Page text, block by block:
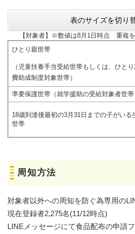
表のサイズを切り
【対象者】※数値は8月1日時点 重複
ひとり親世帯
（児童扶養手当受給世帯もしくは、ひと
費助成制度対象世帯）
準要保護世帯（就学援助の受給対象者世帯
18歳到達後最初の3月31日までの子がいる
世帯
周知方法
対象者以外への周知を防ぐ為専用の
現在登録者2,275名(11/12時点)
LINEメッセージにて食品配布の申請